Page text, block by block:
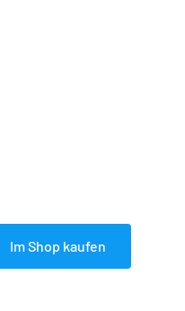
Im Shop kaufen